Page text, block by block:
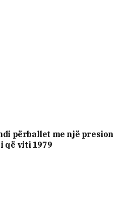
përballet me një presion
që viti 1979